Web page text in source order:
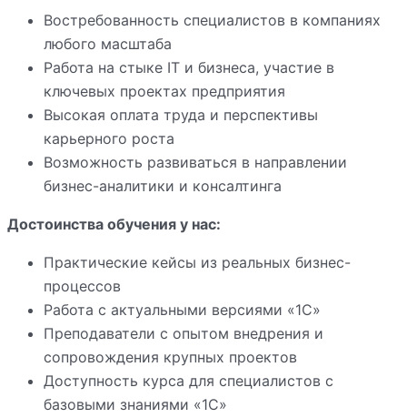
Востребованность специалистов в компаниях
любого масштаба
Работа на стыке IT и бизнеса, участие в
ключевых проектах предприятия
Высокая оплата труда и перспективы
карьерного роста
Возможность развиваться в направлении
бизнес-аналитики и консалтинга
Достоинства обучения у нас:
Практические кейсы из реальных бизнес-
процессов
Работа с актуальными версиями «1С»
Преподаватели с опытом внедрения и
сопровождения крупных проектов
Доступность курса для специалистов с
базовыми знаниями «1С»